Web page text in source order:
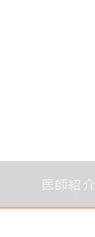
医師紹介